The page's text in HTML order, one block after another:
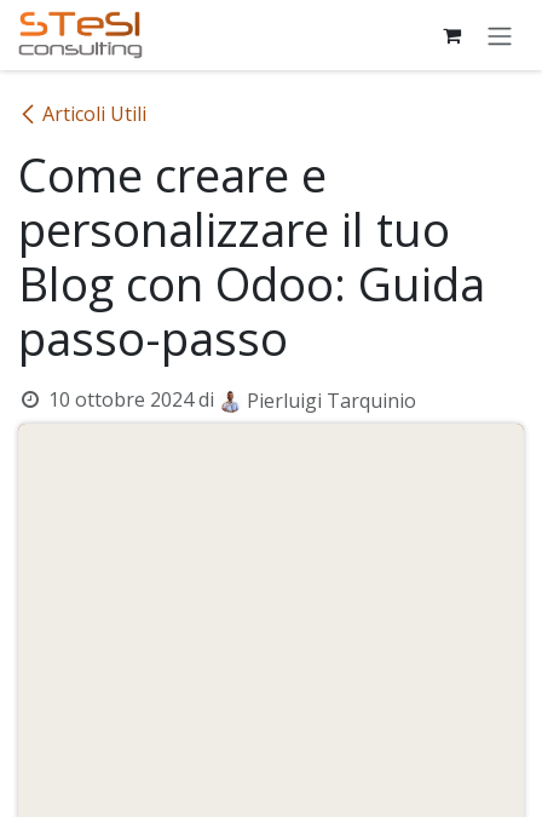
Passa al contenuto
Articoli Utili
Come creare e
personalizzare il tuo
Blog con Odoo: Guida
passo-passo
10 ottobre 2024 di Pierluigi Tarquinio